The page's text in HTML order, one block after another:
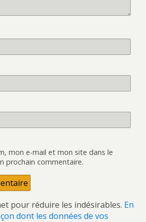
mon e-mail et mon site dans le
prochain commentaire.
pour réduire les indésirables. En
dont les données de vos